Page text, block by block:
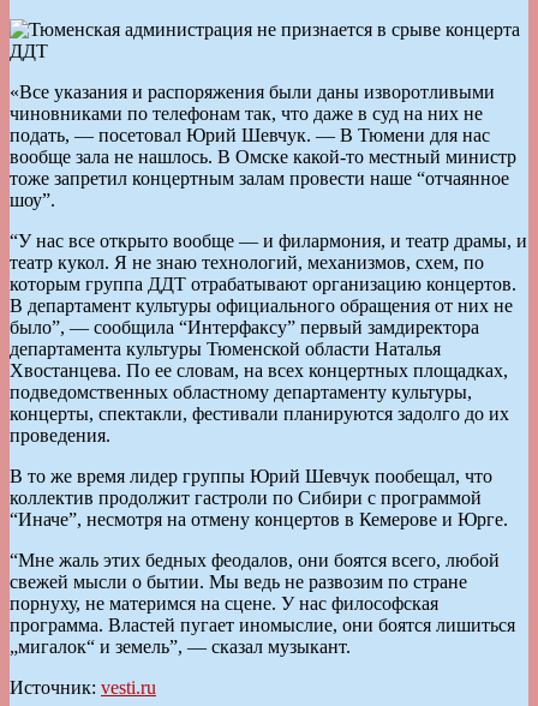
«Все указания и распоряжения были даны изворотливыми
чиновниками по телефонам так, что даже в суд на них не
подать, — посетовал Юрий Шевчук. — В Тюмени для нас
вообще зала не нашлось. В Омске какой-то местный министр
тоже запретил концертным залам провести наше “отчаянное
шоу”.
“У нас все открыто вообще — и филармония, и театр драмы, и
театр кукол. Я не знаю технологий, механизмов, схем, по
которым группа ДДТ отрабатывают организацию концертов.
В департамент культуры официального обращения от них не
было”, — сообщила “Интерфаксу” первый замдиректора
департамента культуры Тюменской области Наталья
Хвостанцева. По ее словам, на всех концертных площадках,
подведомственных областному департаменту культуры,
концерты, спектакли, фестивали планируются задолго до их
проведения.
В то же время лидер группы Юрий Шевчук пообещал, что
коллектив продолжит гастроли по Сибири с программой
“Иначе”, несмотря на отмену концертов в Кемерове и Юрге.
“Мне жаль этих бедных феодалов, они боятся всего, любой
свежей мысли о бытии. Мы ведь не развозим по стране
порнуху, не материмся на сцене. У нас философская
программа. Властей пугает иномыслие, они боятся лишиться
„мигалок“ и земель”, — сказал музыкант.
Источник: vesti.ru